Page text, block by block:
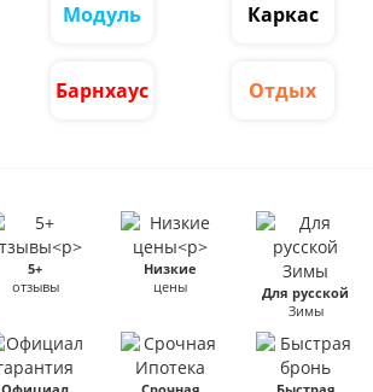
Модуль Каркас
Барнхаус Отдых
5+
отзывы
Низкие
цены
Для русской
Зимы